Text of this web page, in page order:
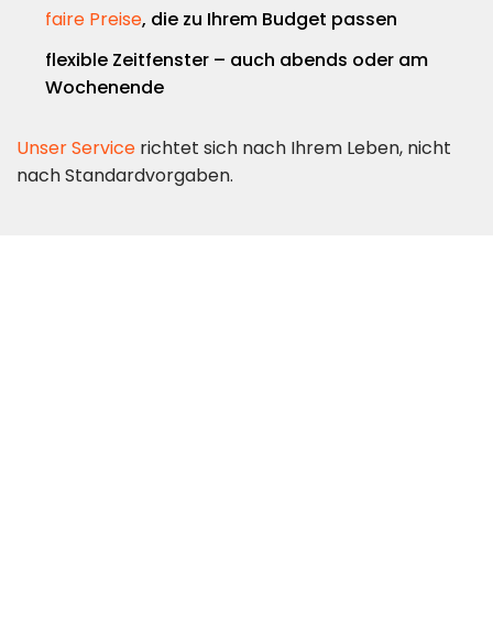
faire Preise, die zu Ihrem Budget passen
flexible Zeitfenster – auch abends oder am
Wochenende
Unser Service richtet sich nach Ihrem Leben, nicht
nach Standardvorgaben.